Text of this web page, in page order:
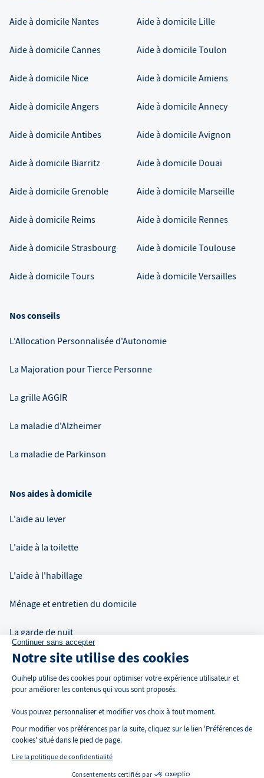
Aide à domicile Nantes Aide à domicile Lille
Aide à domicileCannes Aide à domicileToulon
Aide à domicile Nice Aide à domicileAmiens
Aide à domicileAngers Aide à domicileAnnecy
Aide à domicileAntibes Aide à domicileAvignon
Aide à domicile Biarritz Aide à domicile Douai
Aide à domicileGrenoble Aide à domicile Marseille
Aide à domicile Reims Aide à domicile Rennes
Aide à domicileStrasbourg Aide à domicileToulouse
Aide à domicileTours Aide à domicileVersailles
Nos conseils
L'Allocation Personnalisée d'Autonomie
La Majoration pour Tierce Personne
La grille AGGIR
La maladie d'Alzheimer
La maladie de Parkinson
Nos aides à domicile
L'aide au lever
L'aide à la toilette
L'aide à l'habillage
Ménage et entretien du domicile
La garde de nuit
Auxiliaire de vie à domicile
Continuer sans accepter
Notre site utilise des cookies
Ouihelp utilise des cookies pour optimiser votre expérience utilisateur et
pour améliorer les contenus qui vous sont proposés.
Vous pouvez personnaliser et modifier vos choix à tout moment.
Pour modifier vos préférences par la suite, cliquez sur le lien 'Préférences de
cookies' situé dans le pied de page.
Lire la politique de confidentialité
Consentements certifiés par